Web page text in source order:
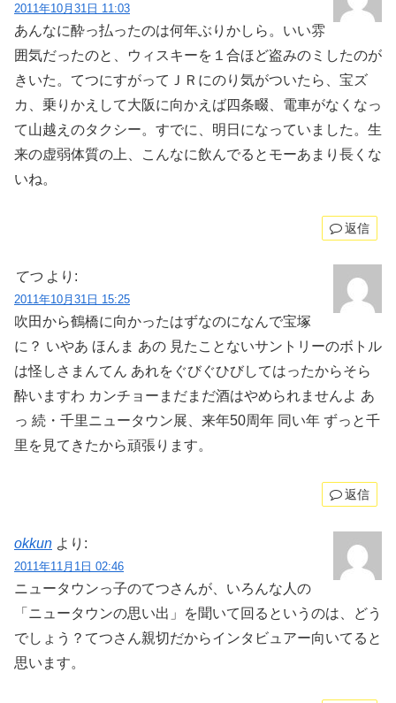
2011年10月31日 11:03
あんなに酔っ払ったのは何年ぶりかしら。いい雰
囲気だったのと、ウィスキーを１合ほど盗みのミしたのが
きいた。てつにすがってＪＲにのり気がついたら、宝ズ
カ、乗りかえして大阪に向かえば四条畷、電車がなくなっ
て山越えのタクシー。すでに、明日になっていました。生
来の虚弱体質の上、こんなに飲んでるとモーあまり長くな
いね。
返信
てつ より:
2011年10月31日 15:25
吹田から鶴橋に向かったはずなのになんで宝塚
に？ いやあ ほんま あの 見たことないサントリーのボトル
は怪しさまんてん あれをぐびぐひびしてはったからそら
酔いますわ カンチョーまだまだ酒はやめられませんよ あ
っ 続・千里ニュータウン展、来年50周年 同い年 ずっと千
里を見てきたから頑張ります。
返信
okkun より:
2011年11月1日 02:46
ニュータウンっ子のてつさんが、いろんな人の
「ニュータウンの思い出」を聞いて回るというのは、どう
でしょう？てつさん親切だからインタビュアー向いてると
思います。